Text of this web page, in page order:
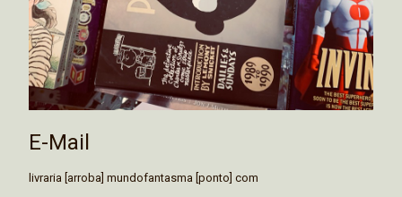
E-Mail
livraria [arroba] mundofantasma [ponto] com